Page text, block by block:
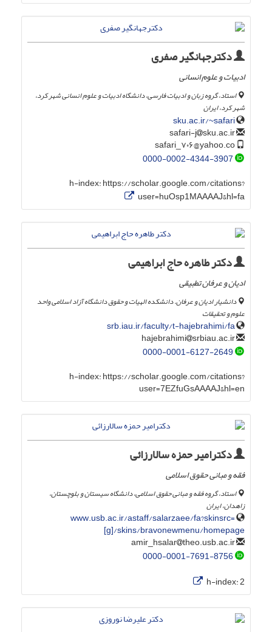
دکترجهانگیر صفری
ادبیات و علوم انسانی
استاد، گروه زبان و ادبیات فارسی، دانشگاه ادبیات و علوم انسانی شهر کرد،
شهر کرد، ایران
sku.ac.ir/~safari
sku.ac.ir
0000-0002-4344-3907
h-index:https://scholar.google.com/citations?
user=huOsp1MAAAAJ&hl=fa
دکتر طاهره حاج ابراهیمی
ادیان و عرفان تطبیقی
دانشیار ادیان و عرفان. دانشکده الهیات و حقوق دانشگاه آزاد اسلامی واحد
علوم و تحقیقات
srb.iau.ir/faculty/t-hajebrahimi/fa
srbiau.ac.ir
0000-0001-6127-2649
h-index:https://scholar.google.com/citations?
user=7EZfuGsAAAAJ&hl=en
دکترامیر حمزه سالارزائی
فقه و مبانی حقوق اسلامی
استاد، گروه فقه و مبانی حقوق اسلامی، دانشگاه سیستان و بلوچستان،
زاهدان، ایران
www.usb.ac.ir/astaff/salarzaee/fa?skinsrc=
[g]/skins/bravonewmenu/homepage
theo.usb.ac.ir
0000-0001-7691-8756
h-index:2